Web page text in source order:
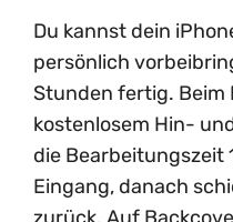
Du kannst dein
persönlich
Stunden fertig. Beim
kostenlosem Hin-
die Bearbeitungszeit
Eingang, danach